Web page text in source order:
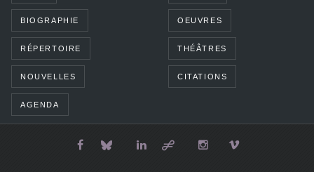
BIOGRAPHIE
RÉPERTOIRE
NOUVELLES
AGENDA
OEUVRES
THÉÂTRES
CITATIONS